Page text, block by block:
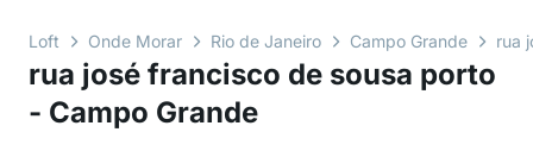
Loft Onde Morar Rio de Janeiro Campo Grande rua
rua josé francisco de sousa porto
- Campo Grande